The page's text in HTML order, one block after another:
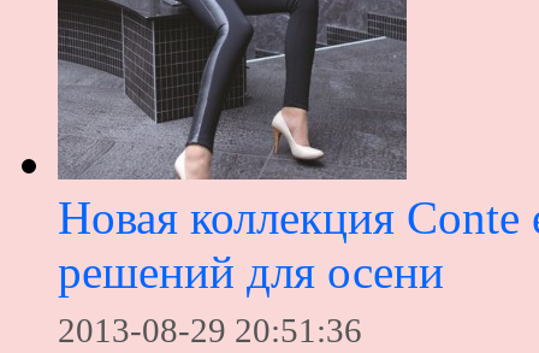
Новая коллекция
решений для осени
2013-08-29 20:51:36